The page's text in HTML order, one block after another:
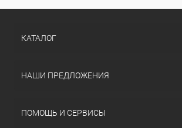
КАТАЛОГ
НАШИ ПРЕДЛОЖЕНИЯ
ПОМОЩЬ И СЕРВИСЫ